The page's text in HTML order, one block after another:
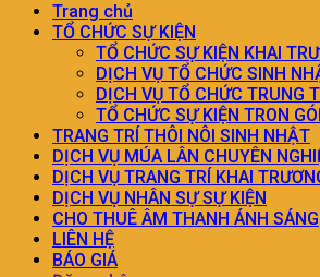
Trang chủ
TỔ CHỨC SỰ KIỆN
TỔ CHỨC SỰ KIỆN KHAI
DỊCH VỤ TỔ CHỨC SINH
DỊCH VỤ TỔ CHỨC TRUNG
TỔ CHỨC SỰ KIỆN TRON
TRANG TRÍ THÔI NÔI SINH NHẬT
DỊCH VỤ MÚA LÂN CHUYÊN
DỊCH VỤ TRANG TRÍ KHAI
DỊCH VỤ NHÂN SỰ SỰ KIỆN
CHO THUÊ ÂM THANH ÁNH SÁNG
LIÊN HỆ
BÁO GIÁ